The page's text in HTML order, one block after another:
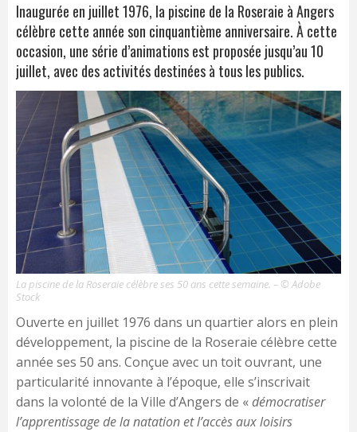
Inaugurée en juillet 1976, la piscine de la Roseraie à Angers
célèbre cette année son cinquantième anniversaire. À cette
occasion, une série d’animations est proposée jusqu’au 10
juillet, avec des activités destinées à tous les publics.
La piscine de la Roseraie célèbre ses 50 ans cette semaine. – © Adobe
Stock
Ouverte en juillet 1976 dans un quartier alors en plein
développement, la piscine de la Roseraie célèbre cette
année ses 50 ans. Conçue avec un toit ouvrant, une
particularité innovante à l’époque, elle s’inscrivait
dans la volonté de la Ville d’Angers de «démocratiser
l’apprentissage de la natation et l’accès aux loisirs